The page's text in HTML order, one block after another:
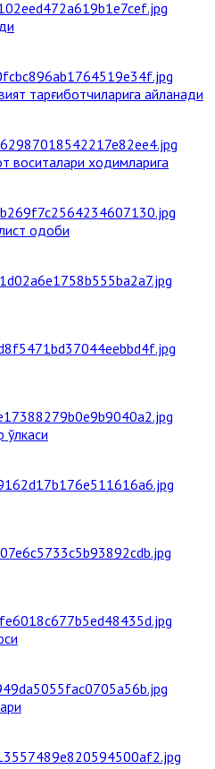
тарғиботчиларига айланади
воситалари ходимларига
одоби
ўлкаси